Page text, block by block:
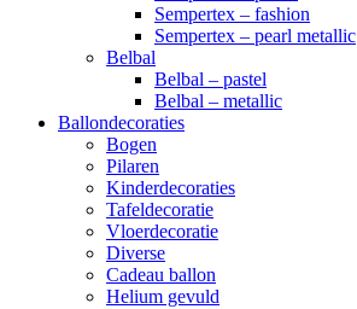
Sempertex – fashion
Sempertex – pearl metallic
Belbal
Belbal – pastel
Belbal – metallic
Ballondecoraties
Bogen
Pilaren
Kinderdecoraties
Tafeldecoratie
Vloerdecoratie
Diverse
Cadeau ballon
Helium gevuld